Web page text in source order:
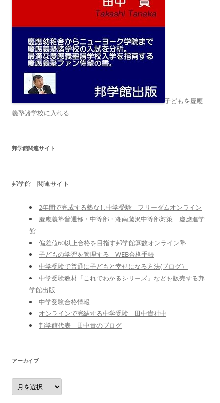
子どもを慶應
義塾諸学校に入れる
邦学館関連サイト
邦学館 関連サイト
2年間で完成する塾なし中学受験 フリーダムオンライン
慶應義塾普通部・中等部・湘南藤沢中等部対策 慶應進学
館
偏差値60以上合格を目指す邦学館算数オンライン塾
子どもの学習を管理する WEB合格手帳
中学受験で普通に子どもと幸せになる方法(ブログ）
中学受験教材「これでわかるシリーズ」などを販売する邦
学館出版
中学受験合格情報
オンラインで完結する中学受験 田中貴社中
邦学館代表 田中貴のブログ
アーカイブ
ア
ー
カ